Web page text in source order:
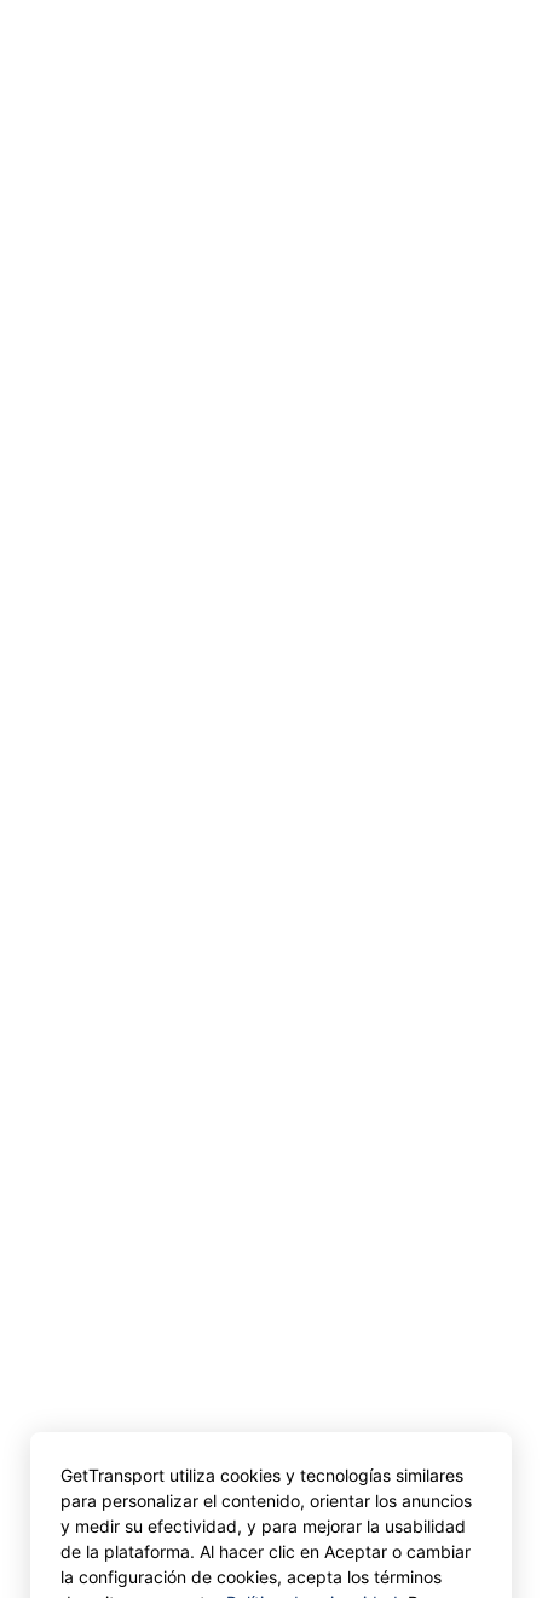
GetTransport utiliza cookies y tecnologías similares
para personalizar el contenido, orientar los anuncios
y medir su efectividad, y para mejorar la usabilidad
de la plataforma. Al hacer clic en Aceptar o cambiar
la configuración de cookies, acepta los términos